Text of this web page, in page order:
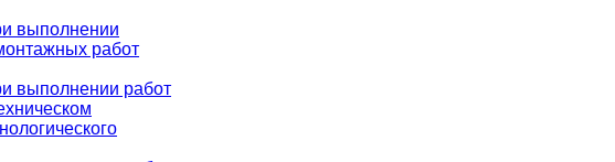
выполнении
работ
выполнении работ